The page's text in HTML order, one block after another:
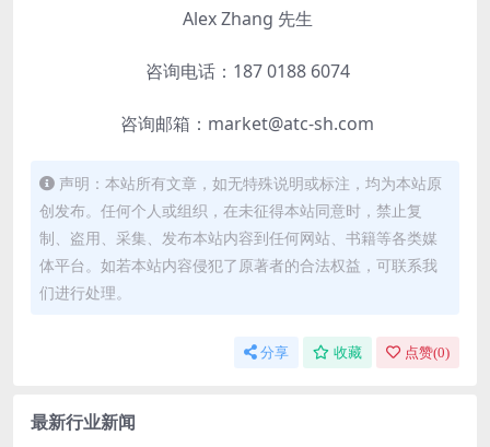
Alex Zhang 先生
咨询电话：187 0188 6074
咨询邮箱：market@atc-sh.com
声明：本站所有文章，如无特殊说明或标注，均为本站原
创发布。任何个人或组织，在未征得本站同意时，禁止复
制、盗用、采集、发布本站内容到任何网站、书籍等各类媒
体平台。如若本站内容侵犯了原著者的合法权益，可联系我
们进行处理。
分享 收藏 点赞(0)
最新行业新闻